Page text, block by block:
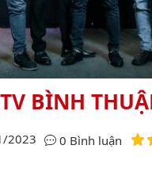
BÌNH
2023 0 Bình luận